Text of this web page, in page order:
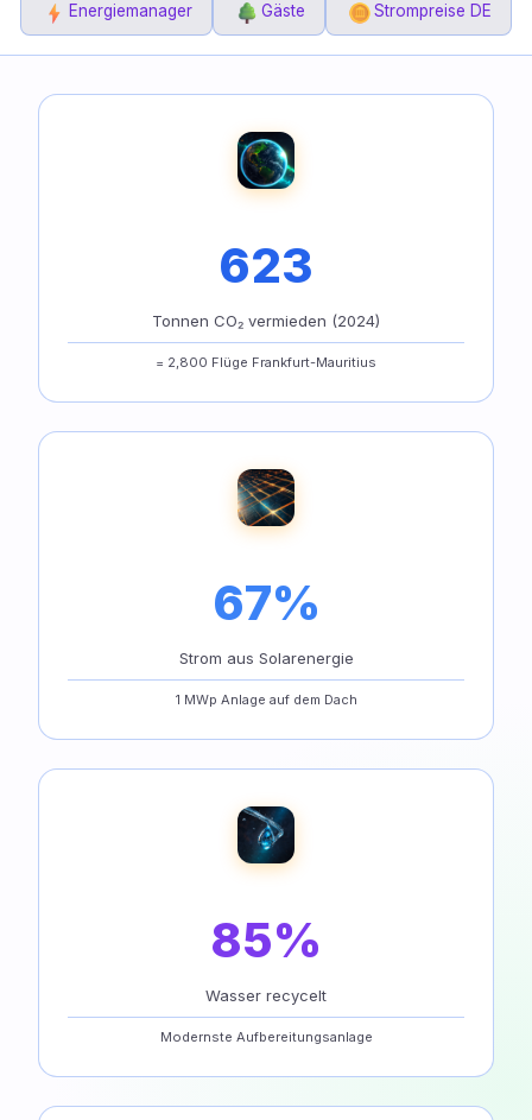
Energiemanager Gäste Strompreise DE
623
Tonnen CO₂ vermieden (2024)
= 2,800 Flüge Frankfurt-Mauritius
67%
Strom aus Solarenergie
1 MWp Anlage auf dem Dach
85%
Wasser recycelt
Modernste Aufbereitungsanlage